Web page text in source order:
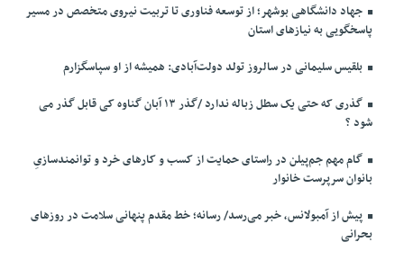
جهاد دانشگاهی بوشهر؛ از توسعه فناوری تا تربیت نیروی متخصص در مسیر
پاسخگویی به نیازهای استان
بلقیس سلیمانی در سالروز تولد دولت‌آبادی: همیشه از او سپاسگزارم
گذری که حتی یک سطل زباله ندارد /گذر ۱۳ آبان گناوه کی قابل گذر می
شود ؟
گام مهم جم‌پیلن در راستای حمایت از کسب و کارهای خرد و توانمندسازیِ
بانوان سرپرست خانوار
پیش از آمبولانس، خبر می‌رسد/ رسانه؛ خط مقدم پنهانی سلامت در روزهای
بحرانی